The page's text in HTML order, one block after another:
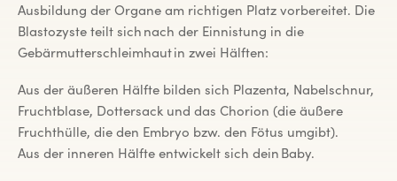
Ausbildung der Organe am richtigen Platz vorbereitet. Die
Blastozyste teilt sich nach der Einnistung in die
Gebärmutterschleimhaut in zwei Hälften:
Aus der äußeren Hälfte bilden sich Plazenta, Nabelschnur,
Fruchtblase, Dottersack und das Chorion (die äußere
Fruchthülle, die den Embryo bzw. den Fötus umgibt).
Aus der inneren Hälfte entwickelt sich dein Baby.